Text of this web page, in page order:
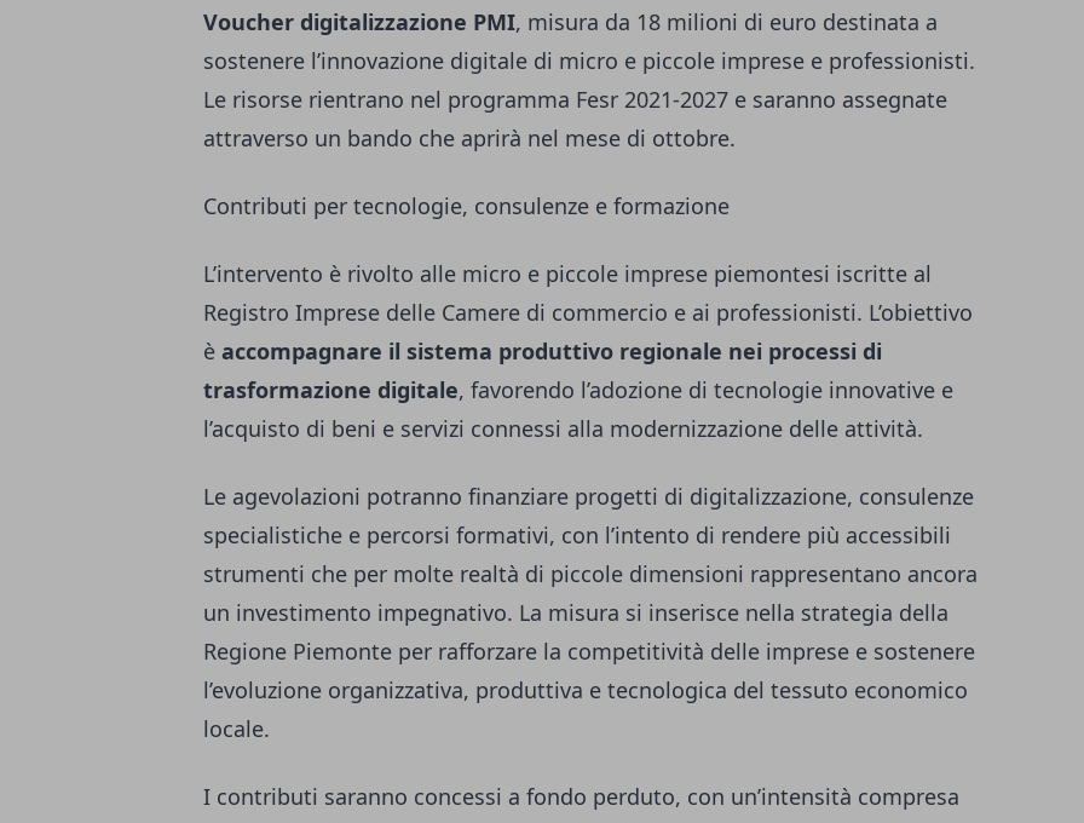
Voucher digitalizzazione PMI, misura da 18 milioni di euro destinata a
sostenere l’innovazione digitale di micro e piccole imprese e professionisti.
Le risorse rientrano nel programma Fesr 2021-2027 e saranno assegnate
attraverso un bando che aprirà nel mese di ottobre.
Contributi per tecnologie, consulenze e formazione
L’intervento è rivolto alle micro e piccole imprese piemontesi iscritte al
Registro Imprese delle Camere di commercio e ai professionisti. L’obiettivo
è accompagnare il sistema produttivo regionale nei processi di
trasformazione digitale, favorendo l’adozione di tecnologie innovative e
l’acquisto di beni e servizi connessi alla modernizzazione delle attività.
Le agevolazioni potranno finanziare progetti di digitalizzazione, consulenze
specialistiche e percorsi formativi, con l’intento di rendere più accessibili
strumenti che per molte realtà di piccole dimensioni rappresentano ancora
un investimento impegnativo. La misura si inserisce nella strategia della
Regione Piemonte per rafforzare la competitività delle imprese e sostenere
l’evoluzione organizzativa, produttiva e tecnologica del tessuto economico
locale.
I contributi saranno concessi a fondo perduto, con un’intensità compresa